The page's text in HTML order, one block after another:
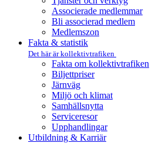
Associerade medlemmar
Bli associerad medlem
Medlemszon
Fakta & statistik
Det här är kollektivtrafiken
Fakta om kollektivtrafiken
Biljettpriser
Järnväg
Miljö och klimat
Samhällsnytta
Serviceresor
Upphandlingar
Utbildning & Karriär